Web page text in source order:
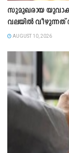
സുമുഖരായ
വലയിൽ വീഴുന്നത്
AUGUST 10, 2026